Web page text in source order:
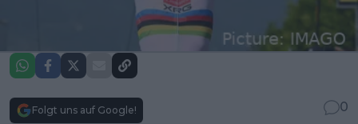
Folgt uns auf Google!
0